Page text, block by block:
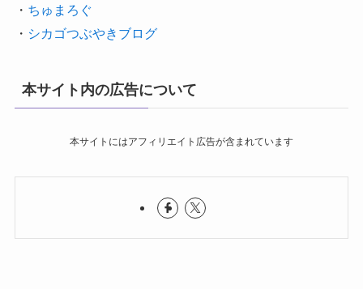
・ ちゅまろぐ
・ シカゴつぶやきブログ
本サイト内の広告について
本サイトにはアフィリエイト広告が含まれています